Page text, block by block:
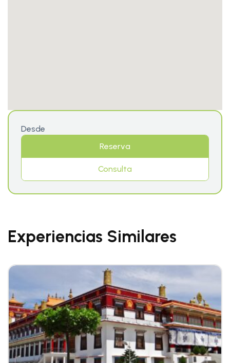
Desde
Reserva
Consulta
Experiencias Similares